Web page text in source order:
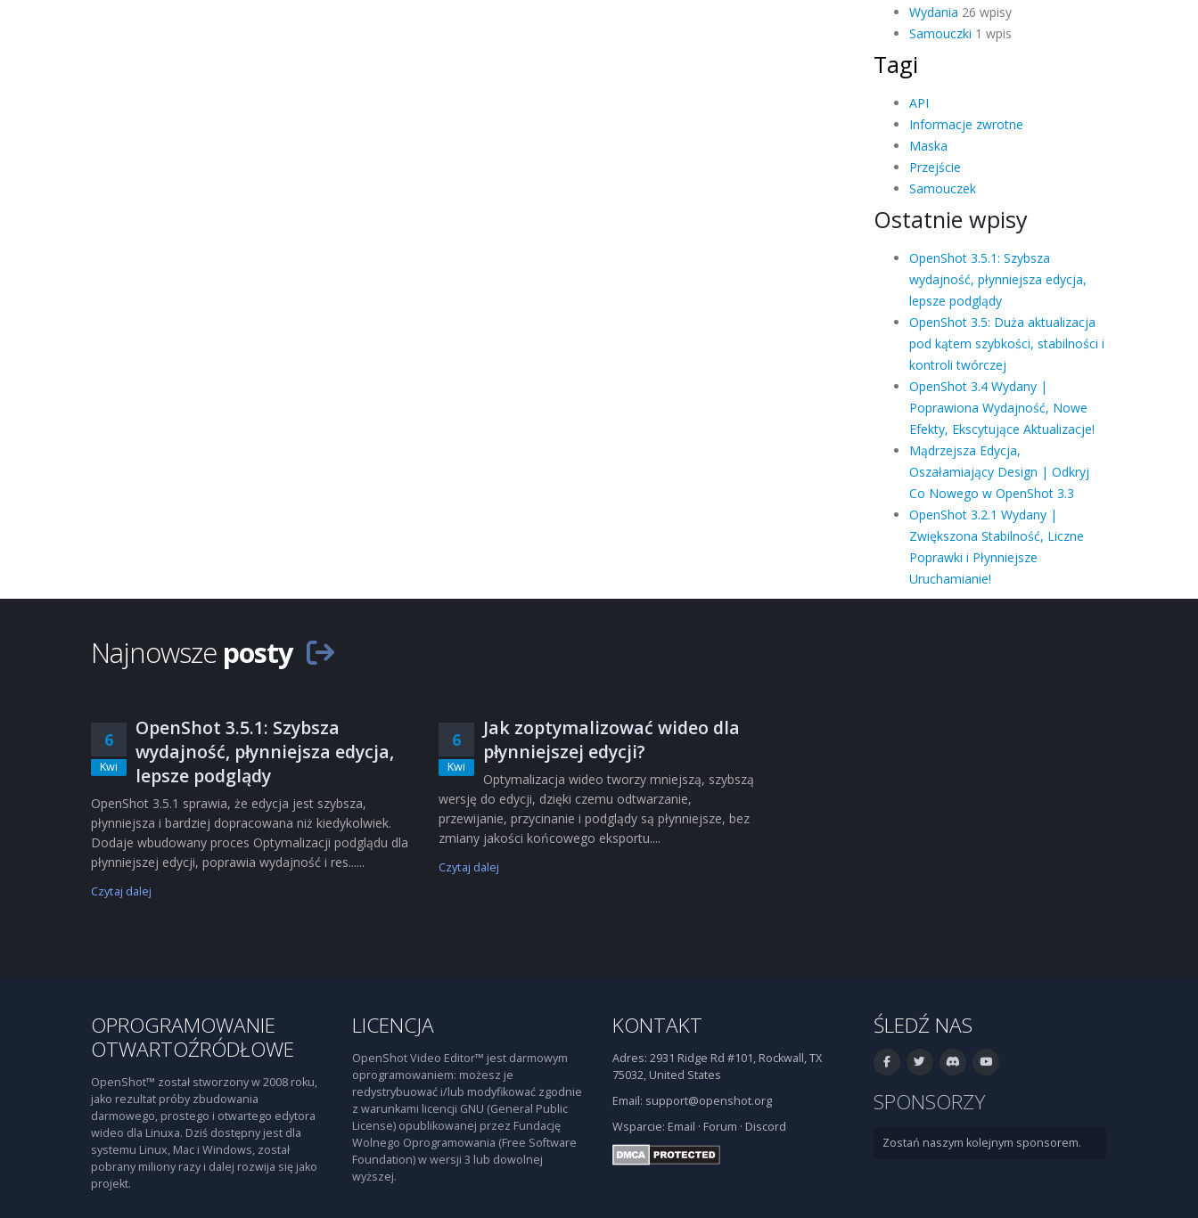
Wydania 26 wpisy
Samouczki 1 wpis
Tagi
API
Informacje zwrotne
Maska
Przejście
Samouczek
Ostatnie wpisy
OpenShot 3.5.1: Szybsza
wydajność, płynniejsza edycja,
lepsze podglądy
OpenShot 3.5: Duża aktualizacja
pod kątem szybkości, stabilności i
kontroli twórczej
OpenShot 3.4 Wydany |
Poprawiona Wydajność, Nowe
Efekty, Ekscytujące Aktualizacje!
Mądrzejsza Edycja,
Oszałamiający Design | Odkryj
Co Nowego w OpenShot 3.3
OpenShot 3.2.1 Wydany |
Zwiększona Stabilność, Liczne
Poprawki i Płynniejsze
Uruchamianie!
Najnowsze posty
6
Kwi
OpenShot 3.5.1: Szybsza
wydajność, płynniejsza edycja,
lepsze podglądy
OpenShot 3.5.1 sprawia, że edycja jest szybsza,
płynniejsza i bardziej dopracowana niż kiedykolwiek.
Dodaje wbudowany proces Optymalizacji podglądu dla
płynniejszej edycji, poprawia wydajność i res......
Czytaj dalej
6
Kwi
Jak zoptymalizować wideo dla
płynniejszej edycji?
Optymalizacja wideo tworzy mniejszą, szybszą
wersję do edycji, dzięki czemu odtwarzanie,
przewijanie, przycinanie i podglądy są płynniejsze, bez
zmiany jakości końcowego eksportu....
Czytaj dalej
OPROGRAMOWANIE
OTWARTOŹRÓDŁOWE
OpenShot™ został stworzony w 2008 roku,
jako rezultat próby zbudowania
darmowego, prostego i otwartego edytora
wideo dla Linuxa. Dziś dostępny jest dla
systemu Linux, Mac i Windows, został
pobrany miliony razy i dalej rozwija się jako
projekt.
LICENCJA
OpenShot Video Editor™ jest darmowym
oprogramowaniem: możesz je
redystrybuować i/lub modyfikować zgodnie
z warunkami licencji GNU (General Public
License) opublikowanej przez Fundację
Wolnego Oprogramowania (Free Software
Foundation) w wersji 3 lub dowolnej
wyższej.
KONTAKT
Adres: 2931 Ridge Rd #101, Rockwall, TX
75032, United States
Email: support@openshot.org
Wsparcie: Email · Forum · Discord
ŚLEDŹ NAS
SPONSORZY
Zostań naszym kolejnym sponsorem.